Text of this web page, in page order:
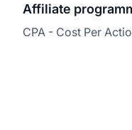
Affiliate
CPA - Cost Per